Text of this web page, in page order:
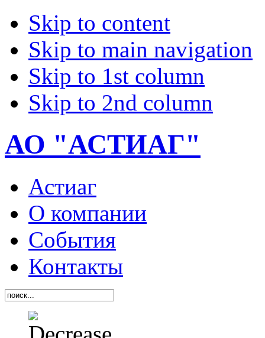
Skip to content
Skip to main navigation
Skip to 1st column
Skip to 2nd column
АО "АСТИАГ"
Астиаг
О компании
События
Контакты